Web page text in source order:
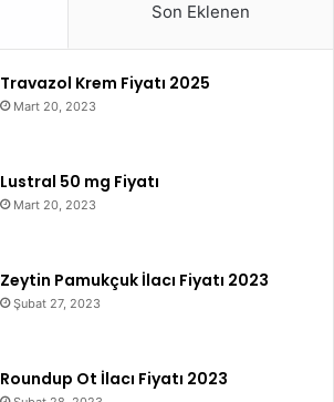
Son Eklenen
Travazol Krem Fiyatı 2025
Mart 20, 2023
Lustral 50 mg Fiyatı
Mart 20, 2023
Zeytin Pamukçuk İlacı Fiyatı 2023
Şubat 27, 2023
Roundup Ot İlacı Fiyatı 2023